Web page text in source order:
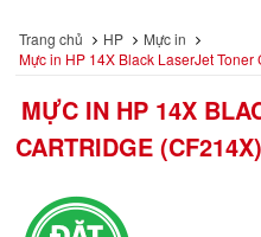
Trang chủ HP
Mực in
Mực in HP 14X Black LaserJet Toner
MỰC IN HP 14X
CARTRIDGE (CF214X)